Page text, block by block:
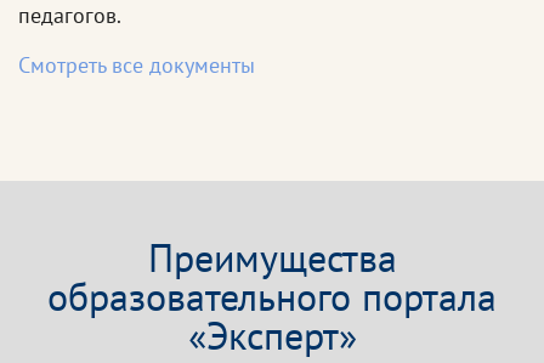
педагогов.
Смотреть все документы
Преимущества
образовательного портала
«Эксперт»